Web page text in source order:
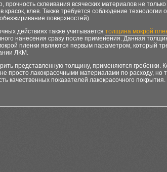
прочность склеивания всяческих материалов не
красок, клев. Также требуется соблюдение технологии
поверхностей).
действиях также учитывается толщина мокрой
нанесения сразу после применения. Данная
пленки являются первым параметром, который
ЛКМ.
представленную толщину, применяются гребенки.
просто лакокрасочными материалами по расходу, но
качественных показателей лакокрасочного покрытия.